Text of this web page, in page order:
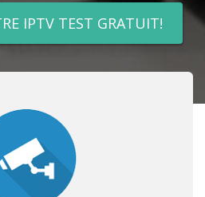
IPTV TEST GRATUIT!